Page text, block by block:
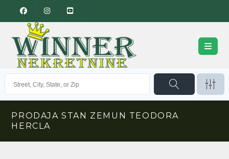
PRODAJA STAN ZEMUN TEODORA
HERCLA